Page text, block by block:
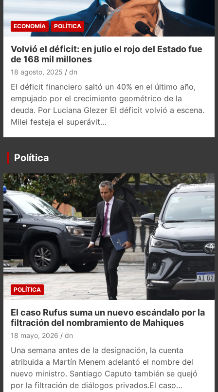
ECONOMÍA POLÍTICA
Volvió el déficit: en julio el rojo del Estado fue
de 168 mil millones
18 agosto, 2025 dn
El déficit financiero saltó un 40% en el último año,
empujado por el crecimiento geométrico de la
deuda. Por Luciana Glezer El déficit volvió a escena.
Milei festeja el superávit…
Política
POLÍTICA
El caso Rufus suma un nuevo escándalo por la
filtración del nombramiento de Mahiques
18 mayo, 2026 dn
Una semana antes de la designación, la cuenta
atribuida a Martín Menem adelantó el nombre del
nuevo ministro. Santiago Caputo también se quejó
por la filtración de diálogos privados.El caso…